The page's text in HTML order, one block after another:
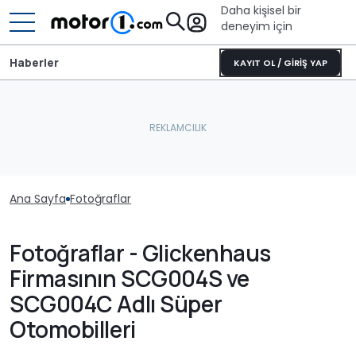
Daha kişisel bir
deneyim için
KAYIT OL / GİRİŞ YAP
Haberler
Ana Sayfa Fotoğraflar
Fotoğraflar - Glickenhaus
Firmasının SCG004S ve
SCG004C Adlı Süper
Otomobilleri